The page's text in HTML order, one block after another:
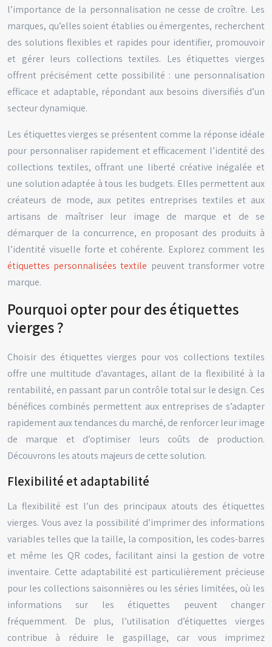
l’importance de la personnalisation ne cesse de croître. Les
marques, qu’elles soient établies ou émergentes, recherchent
des solutions flexibles et rapides pour identifier, promouvoir
et gérer leurs collections textiles. Les étiquettes vierges
offrent précisément cette possibilité : une personnalisation
efficace et adaptable, répondant aux besoins diversifiés d’un
secteur dynamique.
Les étiquettes vierges se présentent comme la réponse idéale
pour personnaliser rapidement et efficacement l’identité des
collections textiles, offrant une liberté créative inégalée et
une solution adaptée à tous les budgets. Elles permettent aux
créateurs de mode, aux petites entreprises textiles et aux
artisans de maîtriser leur image de marque et de se
démarquer de la concurrence, en proposant des produits à
l’identité visuelle forte et cohérente. Explorez comment les
étiquettes personnalisées textile peuvent transformer votre
marque.
Pourquoi opter pour des étiquettes
vierges ?
Choisir des étiquettes vierges pour vos collections textiles
offre une multitude d’avantages, allant de la flexibilité à la
rentabilité, en passant par un contrôle total sur le design. Ces
bénéfices combinés permettent aux entreprises de s’adapter
rapidement aux tendances du marché, de renforcer leur image
de marque et d’optimiser leurs coûts de production.
Découvrons les atouts majeurs de cette solution.
Flexibilité et adaptabilité
La flexibilité est l’un des principaux atouts des étiquettes
vierges. Vous avez la possibilité d’imprimer des informations
variables telles que la taille, la composition, les codes-barres
et même les QR codes, facilitant ainsi la gestion de votre
inventaire. Cette adaptabilité est particulièrement précieuse
pour les collections saisonnières ou les séries limitées, où les
informations sur les étiquettes peuvent changer
fréquemment. De plus, l’utilisation d’étiquettes vierges
contribue à réduire le gaspillage, car vous imprimez